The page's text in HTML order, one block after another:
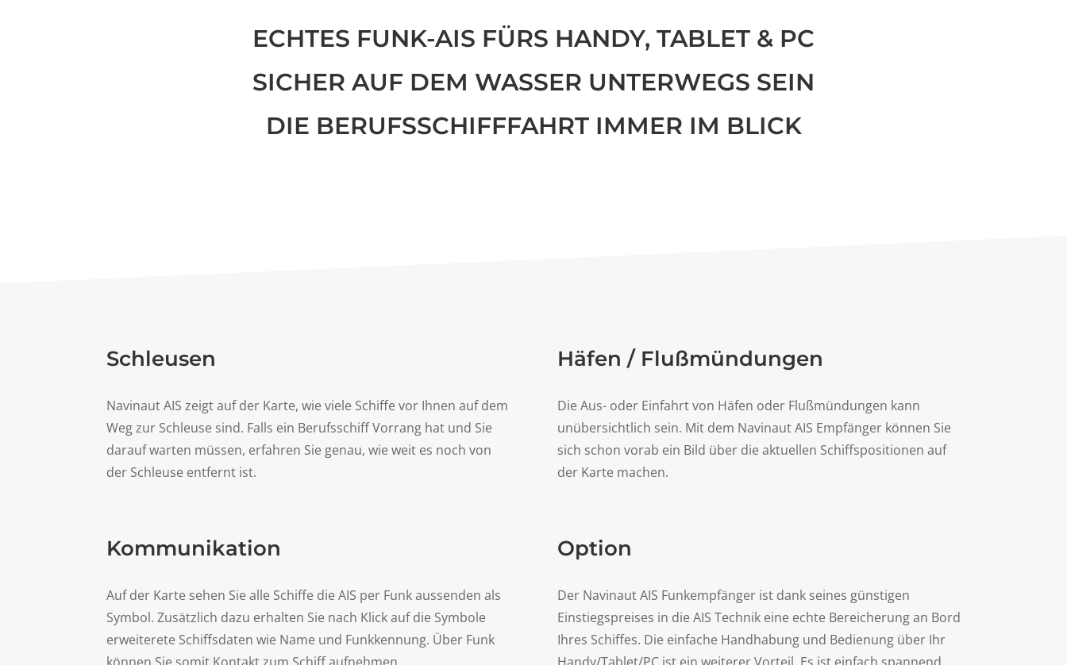
ECHTES FUNK-AIS FÜRS HANDY, TABLET & PC
SICHER AUF DEM WASSER UNTERWEGS SEIN
DIE BERUFSSCHIFFFAHRT IMMER IM BLICK
Schleusen
Navinaut AIS zeigt auf der Karte, wie viele Schiffe vor Ihnen auf dem
Weg zur Schleuse sind. Falls ein Berufsschiff Vorrang hat und Sie
darauf warten müssen, erfahren Sie genau, wie weit es noch von
der Schleuse entfernt ist.
Häfen / Flußmündungen
Die Aus- oder Einfahrt von Häfen oder Flußmündungen kann
unübersichtlich sein. Mit dem Navinaut AIS Empfänger können Sie
sich schon vorab ein Bild über die aktuellen Schiffspositionen auf
der Karte machen.
Kommunikation
Auf der Karte sehen Sie alle Schiffe die AIS per Funk aussenden als
Symbol. Zusätzlich dazu erhalten Sie nach Klick auf die Symbole
erweiterete Schiffsdaten wie Name und Funkkennung. Über Funk
Option
Der Navinaut AIS Funkempfänger ist dank seines günstigen
Einstiegspreises in die AIS Technik eine echte Bereicherung an Bord
Ihres Schiffes. Die einfache Handhabung und Bedienung über Ihr